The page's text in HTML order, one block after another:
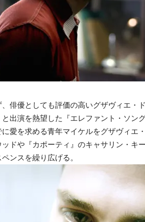
俳優としても評価の高いグザヴィエ・
出演を熱望した『エレファント・ソン
愛を求める青年マイケルをグザヴィエ
ドや『カポーティ』のキャサリン・キ
ンスを繰り広げる。